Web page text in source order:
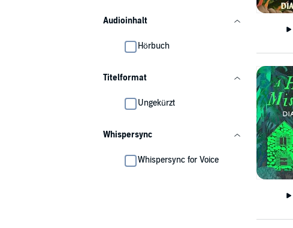
Audioinhalt
Hörbuch
Titelformat
Ungekürzt
Whispersync
Whispersync for Voice